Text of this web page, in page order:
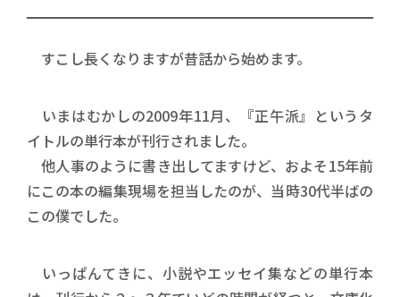
すこし長くなりますが昔話から始めます。
いまはむかしの2009年11月、『正午派』というタ
イトルの単行本が刊行されました。
他人事のように書き出してますけど、およそ15年前
にこの本の編集現場を担当したのが、当時30代半ばの
この僕でした。
いっぱんてきに、小説やエッセイ集などの単行本